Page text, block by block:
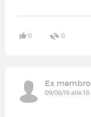
0 0
Ex membro
09/08/16 alle